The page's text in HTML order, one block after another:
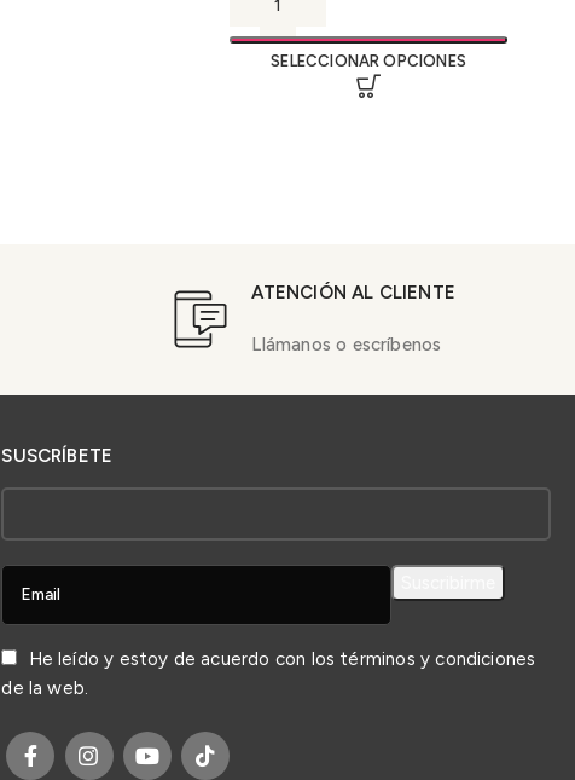
SELECCIONAR OPCIONES
ATENCIÓN AL CLIENTE
Llámanos o escríbenos
SUSCRÍBETE
He leído y estoy de acuerdo con los términos y condiciones
de la web.